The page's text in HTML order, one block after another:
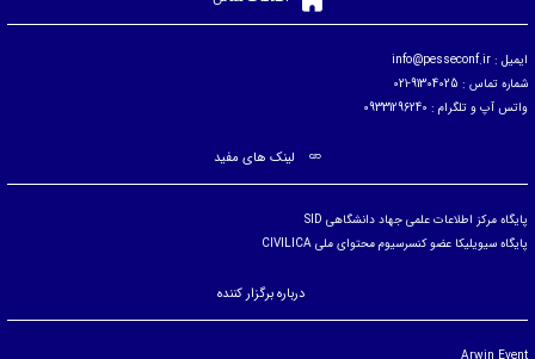
ایمیل : info@pesseconf.ir
شماره تماس : 91304025-021
واتس آپ و تلگرام : 09331296240
لینک های مفید
پایگاه مرکز اطلاعات علمی جهاد دانشگاهی SID
پایگاه سیویلیکا عضو کنسرسیوم محتوای ملی CIVILICA
درباره برگزار کننده